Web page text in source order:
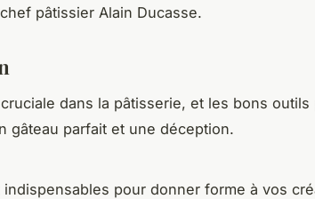
pâtissier Alain Ducasse.
dans la pâtisserie, et les bons outils
gâteau parfait et une déception.
indispensables pour donner forme à vos